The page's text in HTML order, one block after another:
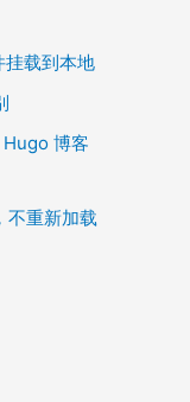
挂载到本地
博客
不重新加载